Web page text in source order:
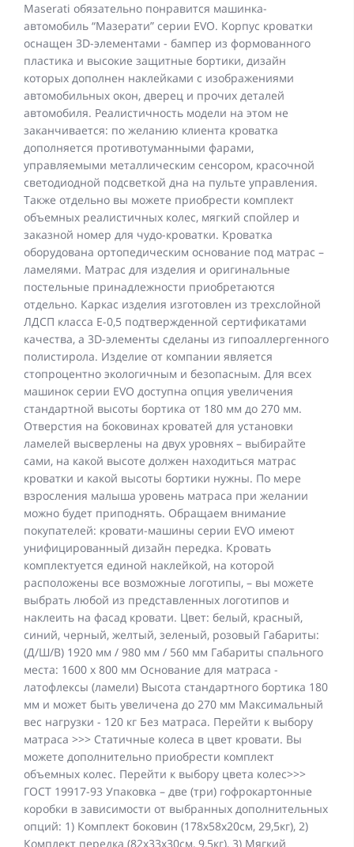
Maserati обязательно понравится машинка-
автомобиль “Мазерати” серии EVO. Корпус кроватки
оснащен 3D-элементами - бампер из формованного
пластика и высокие защитные бортики, дизайн
которых дополнен наклейками с изображениями
автомобильных окон, дверец и прочих деталей
автомобиля. Реалистичность модели на этом не
заканчивается: по желанию клиента кроватка
дополняется противотуманными фарами,
управляемыми металлическим сенсором, красочной
светодиодной подсветкой дна на пульте управления.
Также отдельно вы можете приобрести комплект
объемных реалистичных колес, мягкий спойлер и
заказной номер для чудо-кроватки. Кроватка
оборудована ортопедическим основание под матрас –
ламелями. Матрас для изделия и оригинальные
постельные принадлежности приобретаются
отдельно. Каркас изделия изготовлен из трехслойной
ЛДСП класса Е-0,5 подтвержденной сертификатами
качества, а 3D-элементы сделаны из гипоаллергенного
полистирола. Изделие от компании является
стопроцентно экологичным и безопасным. Для всех
машинок серии EVO доступна опция увеличения
стандартной высоты бортика от 180 мм до 270 мм.
Отверстия на боковинах кроватей для установки
ламелей высверлены на двух уровнях – выбирайте
сами, на какой высоте должен находиться матрас
кроватки и какой высоты бортики нужны. По мере
взросления малыша уровень матраса при желании
можно будет приподнять. Обращаем внимание
покупателей: кровати-машины серии EVO имеют
унифицированный дизайн передка. Кровать
комплектуется единой наклейкой, на которой
расположены все возможные логотипы, – вы можете
выбрать любой из представленных логотипов и
наклеить на фасад кровати. Цвет: белый, красный,
синий, черный, желтый, зеленый, розовый Габариты:
(Д/Ш/В) 1920 мм / 980 мм / 560 мм Габариты спального
места: 1600 х 800 мм Основание для матраса -
латофлексы (ламели) Высота стандартного бортика 180
мм и может быть увеличена до 270 мм Максимальный
вес нагрузки - 120 кг Без матраса. Перейти к выбору
матраса >>> Статичные колеса в цвет кровати. Вы
можете дополнительно приобрести комплект
объемных колес. Перейти к выбору цвета колес>>>
ГОСТ 19917-93 Упаковка – две (три) гофрокартонные
коробки в зависимости от выбранных дополнительных
опций: 1) Комплект боковин (178х58х20см, 29,5кг), 2)
Комплект передка (82х33х30см, 9,5кг), 3) Мягкий